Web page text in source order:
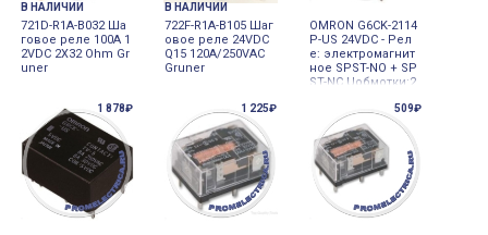
В НАЛИЧИИ
721D-R1A-B032 Ша
говое реле 100А 1
2VDC 2X32 Ohm Gr
uner
В НАЛИЧИИ
722F-R1A-B105 Шаг
овое реле 24VDC
Q15 120A/250VAC
Gruner
OMRON G6CK-2114
P-US 24VDC - Рел
е: электромагнит
ное SPST-NO + SP
ST-NC Uобмотки:2
1 878₽ 1 225₽ 509₽